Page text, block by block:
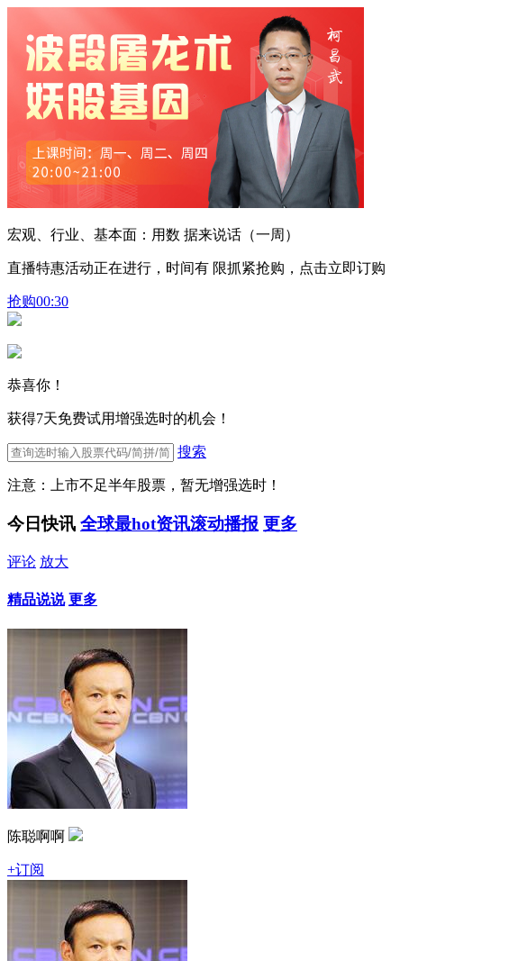
宏观、行业、基本面：用数 据来说话（一周）
直播特惠活动正在进行，时间有 限抓紧抢购，点击立即订购
抢购00:30
恭喜你！
获得7天免费试用增强选时的机会！
搜索
注意：上市不足半年股票，暂无增强选时！
今日快讯 全球最hot资讯滚动播报 更多
评论 放大
精品说说 更多
陈聪啊啊
+订阅